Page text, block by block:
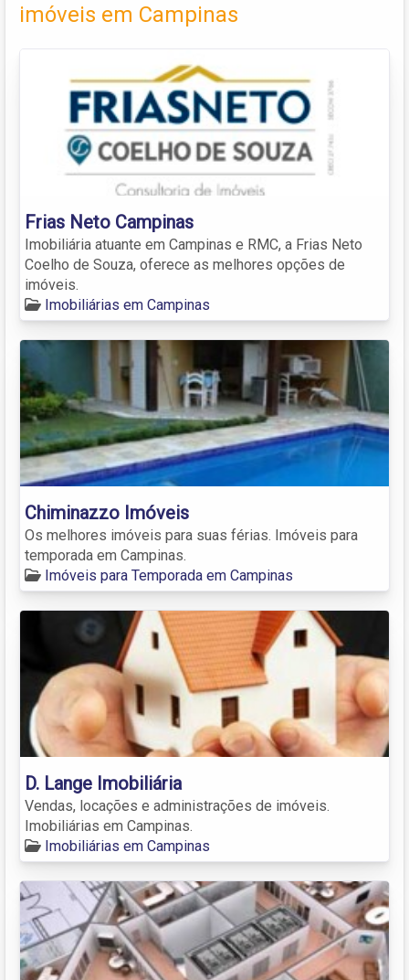
imóveis em Campinas
Frias Neto Campinas
Imobiliária atuante em Campinas e RMC, a Frias Neto
Coelho de Souza, oferece as melhores opções de
imóveis.
Imobiliárias em Campinas
Chiminazzo Imóveis
Os melhores imóveis para suas férias. Imóveis para
temporada em Campinas.
Imóveis para Temporada em Campinas
D. Lange Imobiliária
Vendas, locações e administrações de imóveis.
Imobiliárias em Campinas.
Imobiliárias em Campinas